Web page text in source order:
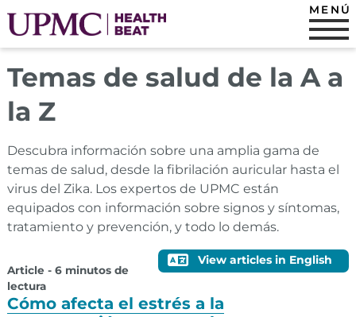
MENÚ
Temas de salud de la A a
la Z
Descubra información sobre una amplia gama de
temas de salud, desde la fibrilación auricular hasta el
virus del Zika. Los expertos de UPMC están
equipados con información sobre signos y síntomas,
tratamiento y prevención, y todo lo demás.
View articles in English
Article - 6 minutos de
lectura
Cómo afecta el estrés a la